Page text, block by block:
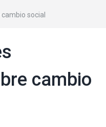
social
cambio